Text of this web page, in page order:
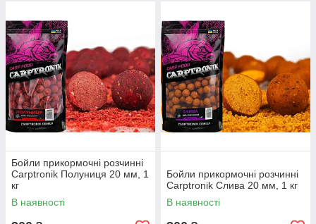
Бойли прикормочні розчинні
Carptronik Полуниця 20 мм, 1
кг
В наявності
Бойли прикормочні розчинні
Carptronik Слива 20 мм, 1 кг
В наявності